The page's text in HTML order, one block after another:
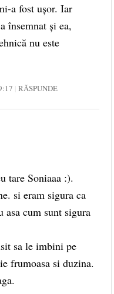
a fost ușor. Iar
însemnat și ea,
nu este
RĂSPUNDE
tare Soniaaa :).
si eram sigura ca
asa cum sunt sigura
sa le imbini pe
frumoasa si duzina.